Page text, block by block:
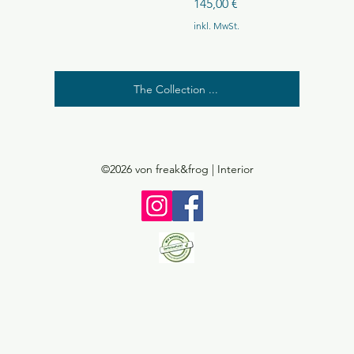
145,00 €
inkl. MwSt.
The Collection ...
©2026von freak&frog | Interior